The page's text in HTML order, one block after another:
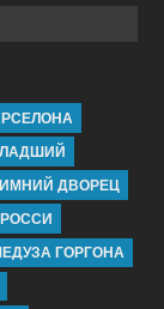
ДВОРЕЦ
ГОРГОНА